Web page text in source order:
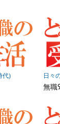
代) 日々
無職